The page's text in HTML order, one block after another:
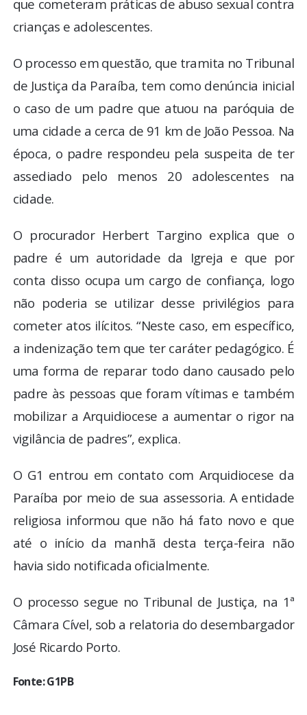
que cometeram práticas de abuso sexual contra
crianças e adolescentes.
O processo em questão, que tramita no Tribunal
de Justiça da Paraíba, tem como denúncia inicial
o caso de um padre que atuou na paróquia de
uma cidade a cerca de 91 km de João Pessoa. Na
época, o padre respondeu pela suspeita de ter
assediado pelo menos 20 adolescentes na
cidade.
O procurador Herbert Targino explica que o
padre é um autoridade da Igreja e que por
conta disso ocupa um cargo de confiança, logo
não poderia se utilizar desse privilégios para
cometer atos ilícitos. “Neste caso, em específico,
a indenização tem que ter caráter pedagógico. É
uma forma de reparar todo dano causado pelo
padre às pessoas que foram vítimas e também
mobilizar a Arquidiocese a aumentar o rigor na
vigilância de padres”, explica.
O G1 entrou em contato com Arquidiocese da
Paraíba por meio de sua assessoria. A entidade
religiosa informou que não há fato novo e que
até o início da manhã desta terça-feira não
havia sido notificada oficialmente.
O processo segue no Tribunal de Justiça, na 1ª
Câmara Cível, sob a relatoria do desembargador
José Ricardo Porto.
Fonte: G1PB